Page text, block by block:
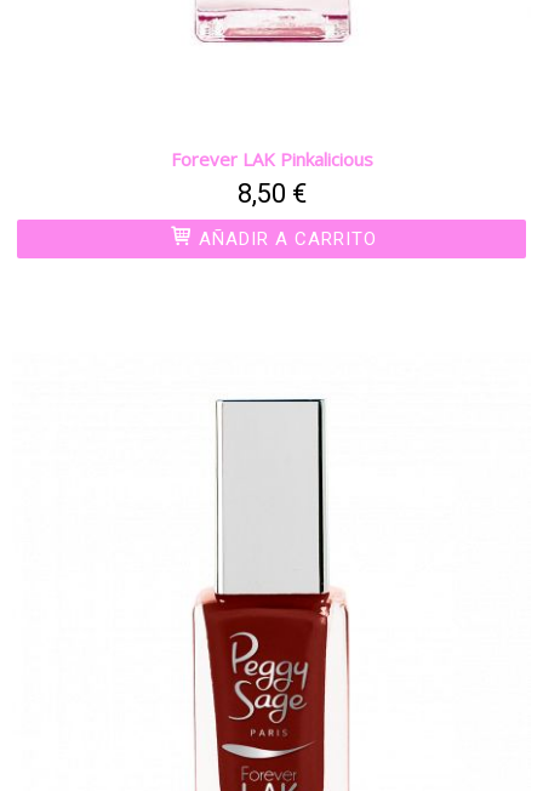
Forever LAK Pinkalicious
8,50 €
AÑADIR A CARRITO